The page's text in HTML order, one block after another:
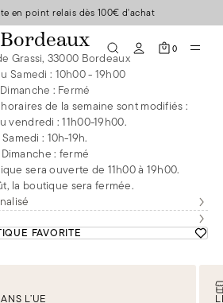
en point relais dès 100€ d'achat
0
Bordeaux
Grassi, 33000 Bordeaux
Samedi : 10h00 - 19h00
Dimanche : Fermé
de la semaine sont modifiés :
vendredi : 11h00-19h00.
Samedi : 10h-19h.
Dimanche : fermé
sera ouverte de 11h00 à 19h00.
la boutique sera fermée.
FAVORITE
L’UE